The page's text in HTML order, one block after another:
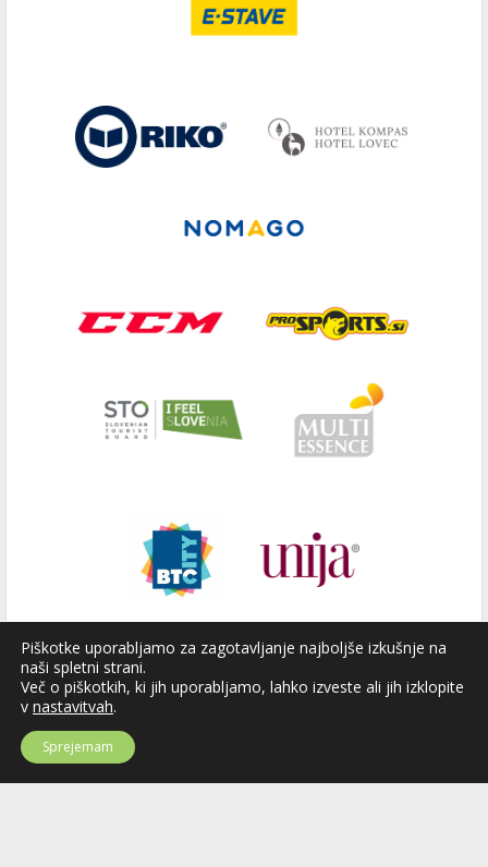
Piškotke uporabljamo za zagotavljanje najboljše izkušnje na
naši spletni strani.
Več o piškotkih, ki jih uporabljamo, lahko izveste ali jih izklopite
v nastavitvah.
Sprejemam